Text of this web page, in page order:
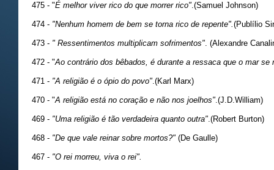
475 - "É melhor viver rico do que morrer rico" .(Samuel Johnson)
474 - "Nenhum homem de bem se torna rico de repente". (Publílio
473 - " Ressentimentos multiplicam sofrimentos" . (Alexandre
472 - "Ao contrário dos bêbados, é durante a ressaca que o mar se
471 - "A religião é o ópio do povo" .(Karl Marx)
470 - "A religião está no coração e não nos joelhos" .(J.D.William)
469 - "Uma religião é tão verdadeira quanto outra" .(Robert Burton)
468 - "De que vale reinar sobre mortos?" (De Gaulle)
467 - "O rei morreu, viva o rei".